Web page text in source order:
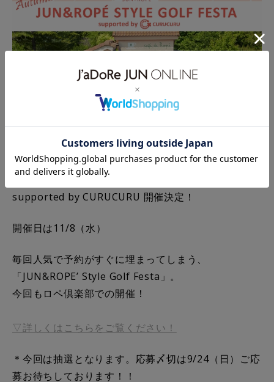
今シーズンも JUN&ROPE' Style Golf Festa
supported by CURUCURU 開催決定！
開催日は11/8（水）
毎回人気で予約がすぐに埋まってしまう、
「JUN&ROPE’ Style Golf Festa」。
今回もロペ倶楽部での開催！
▽詳しくはこちらをご覧ください！
＊今回は抽選となります。応募〆切は9/24（日）ご応
募お待ちしております！！